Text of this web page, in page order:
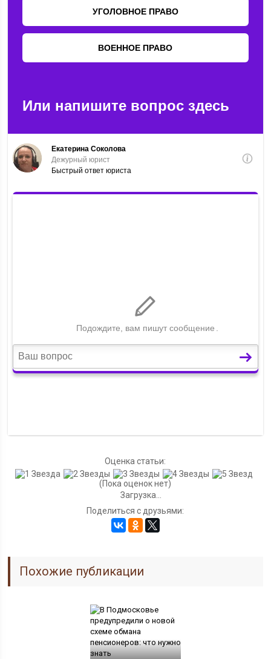
Оценка статьи:
(Пока оценок нет)
Загрузка...
Поделиться с друзьями:
Похожие публикации